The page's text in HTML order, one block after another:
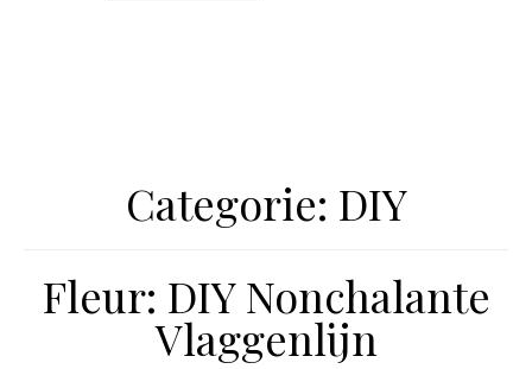
Categorie: DIY
Fleur: DIY Nonchalante
Vlaggenlijn